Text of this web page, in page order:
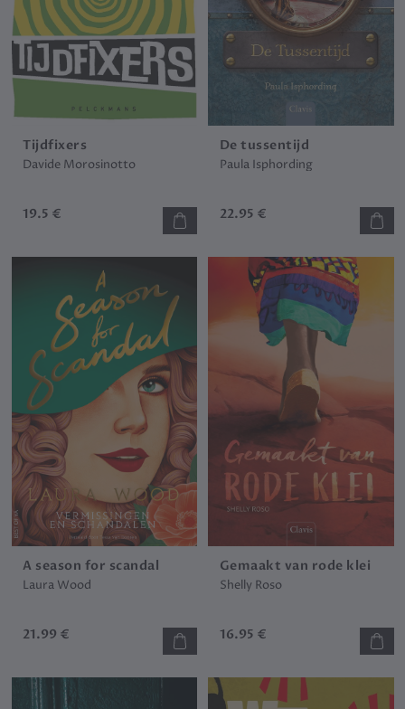
Tijdfixers
Davide Morosinotto
19.5 €
De tussentijd
Paula Isphording
22.95 €
A season for scandal
Laura Wood
21.99 €
Gemaakt van rode klei
Shelly Roso
16.95 €